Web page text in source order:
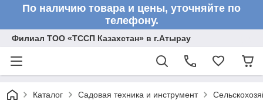
По наличию товара и цены, уточняйте по
телефону.
Филиал ТОО «ТССП Казахстан» в г.Атырау
Каталог Садовая техника и инструмент